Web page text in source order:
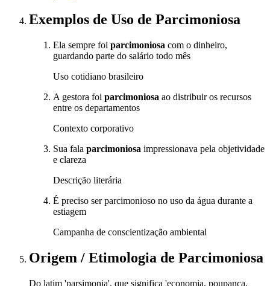
Exemplos de Uso de Parcimoniosa
Ela sempre foi parcimoniosa com o dinheiro,
guardando parte do salário todo mês
Uso cotidiano brasileiro
A gestora foi parcimoniosa ao distribuir os recursos
entre os departamentos
Contexto corporativo
Sua fala parcimoniosa impressionava pela objetividade
e clareza
Descrição literária
É preciso ser parcimonioso no uso da água durante a
estiagem
Campanha de conscientização ambiental
Origem / Etimologia de Parcimoniosa
Do latim 'parsimonia', que significa 'economia, poupança,